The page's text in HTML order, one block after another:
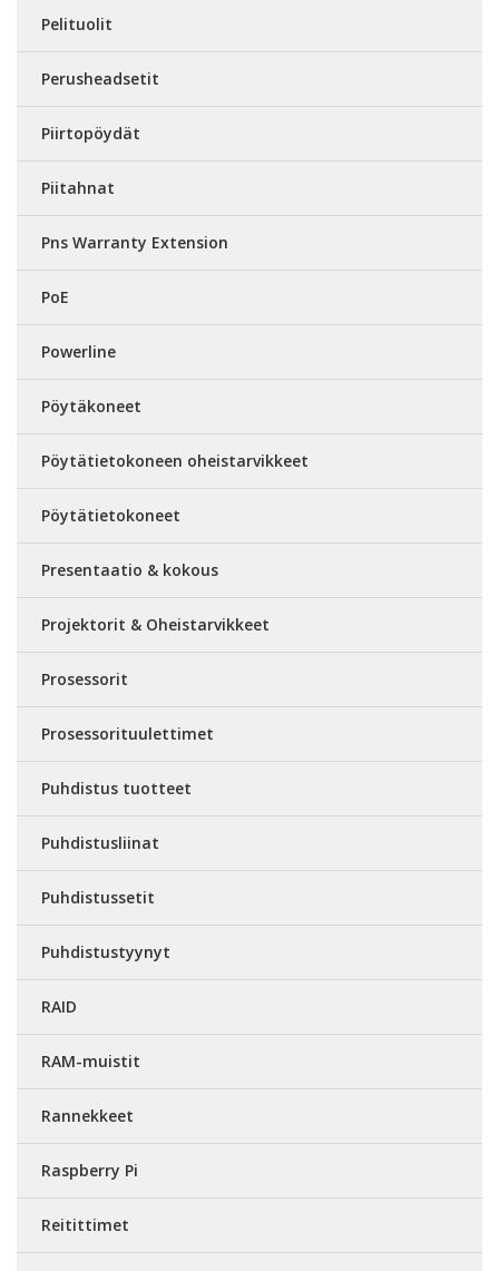
Pelituolit
Perusheadsetit
Piirtopöydät
Piitahnat
Pns Warranty Extension
PoE
Powerline
Pöytäkoneet
Pöytätietokoneen oheistarvikkeet
Pöytätietokoneet
Presentaatio & kokous
Projektorit & Oheistarvikkeet
Prosessorit
Prosessorituulettimet
Puhdistus tuotteet
Puhdistusliinat
Puhdistussetit
Puhdistustyynyt
RAID
RAM-muistit
Rannekkeet
Raspberry Pi
Reitittimet